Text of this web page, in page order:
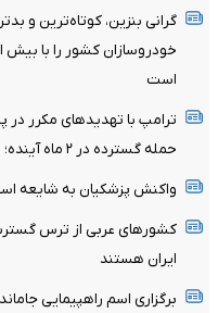
گرانی بنزین، کوتاه‌ترین و
است
ترامپ با تهدیدهای مکرر
حمله گسترده در ۲ ماه آینده؛ تنش‌های اخیر پیش‌لرزه بود
واکنش پزشکیان به شایعه
کشورهای عربی از ترس
ایران هستند
برگزاری اسم راهپیمایی